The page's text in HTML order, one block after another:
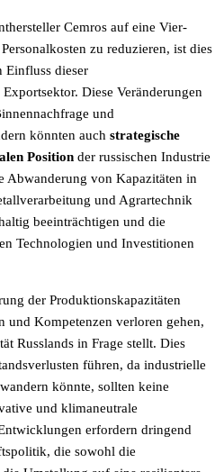
Cemros auf eine Vier-
zu reduzieren, ist dies
Einfluss dieser
Diese Veränderungen
und
könnten auch strategische
Position der russischen Industrie
von Kapazitäten in
und Agrartechnik
beeinträchtigen und die
Technologien und Investitionen
der Produktionskapazitäten
und Kompetenzen verloren gehen,
Russlands in Frage stellt. Dies
führen, da industrielle
könnte, sollten keine
und klimaneutrale
erfordern dringend
die sowohl die